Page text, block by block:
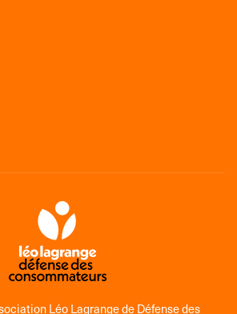
Léo Lagrange de Défense des